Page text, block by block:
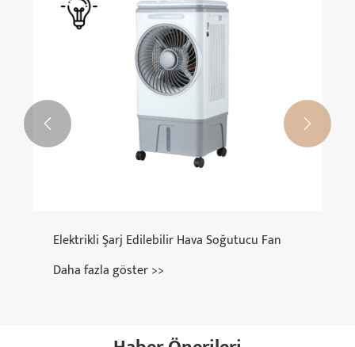
Akıllı DC Hava Soğutucu Fanı
Daha fazla göster >>
 